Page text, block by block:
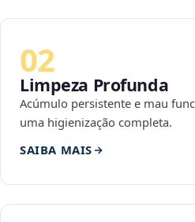
02
Limpeza Profunda
Acúmulo persistente e mau
uma higienização completa.
SAIBA MAIS